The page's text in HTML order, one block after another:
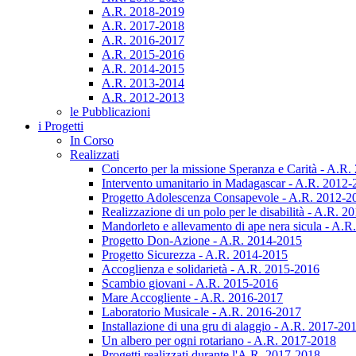
A.R. 2018-2019
A.R. 2017-2018
A.R. 2016-2017
A.R. 2015-2016
A.R. 2014-2015
A.R. 2013-2014
A.R. 2012-2013
le Pubblicazioni
i Progetti
In Corso
Realizzati
Concerto per la missione Speranza e Carità - A.R.
Intervento umanitario in Madagascar - A.R. 2012-
Progetto Adolescenza Consapevole - A.R. 2012-
Realizzazione di un polo per le disabilità - A.R.
Mandorleto e allevamento di ape nera sicula -
Progetto Don-Azione - A.R. 2014-2015
Progetto Sicurezza - A.R. 2014-2015
Accoglienza e solidarietà - A.R. 2015-2016
Scambio giovani - A.R. 2015-2016
Mare Accogliente - A.R. 2016-2017
Laboratorio Musicale - A.R. 2016-2017
Installazione di una gru di alaggio - A.R. 2017-
Un albero per ogni rotariano - A.R. 2017-2018